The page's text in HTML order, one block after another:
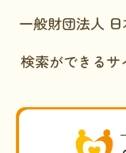
一般財団法人
検索ができる